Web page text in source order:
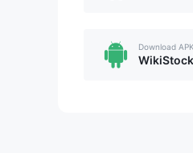
Download APK